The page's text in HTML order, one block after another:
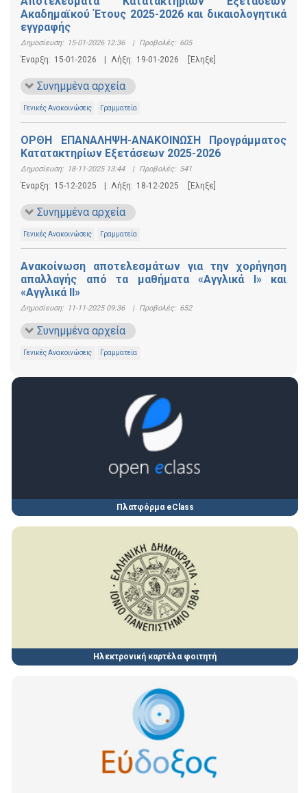
Ακαδημαϊκού Έτους 2025-2026 και δικαιολογητικά
εγγραφής
Δημοσίευση: 15-01-2026 12:36 | Προβολές: 605
Έναρξη: 15-01-2026 Λήξη: 19-01-2026 [Έληξε]
Συνημμένα αρχεία
Γενικές Ανακοινώσεις Γραμματεία
ΟΡΘΗ ΕΠΑΝΑΛΗΨΗ-ΑΝΑΚΟΙΝΩΣΗ Προγράμματος
Κατατακτηρίων Εξετάσεων 2025-2026
Δημοσίευση: 18-11-2025 13:44 | Προβολές: 541
Έναρξη: 15-12-2025 Λήξη: 18-12-2025 [Έληξε]
Συνημμένα αρχεία
Γενικές Ανακοινώσεις Γραμματεία
Ανακοίνωση αποτελεσμάτων για την χορήγηση
απαλλαγής από τα μαθήματα «Αγγλικά Ι» και
«Αγγλικά ΙΙ»
Δημοσίευση: 11-11-2025 09:36 | Προβολές: 652
Συνημμένα αρχεία
Γενικές Ανακοινώσεις Γραμματεία
Πλατφόρμα eClass
Ηλεκτρονική καρτέλα φοιτητή